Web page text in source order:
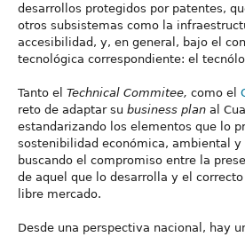
desarrollos protegidos por patentes,
otros subsistemas como la
accesibilidad, y, en general, bajo el
tecnológica correspondiente: el
Tanto el Technical Commitee, como el
reto de adaptar su business plan al
estandarizando los elementos que lo
sostenibilidad económica, ambiental y
buscando el compromiso entre la
de aquel que lo desarrolla y el
libre mercado.
Desde una perspectiva nacional, hay